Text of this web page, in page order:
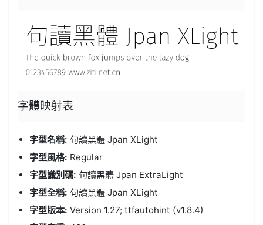
字體映射表
字型名稱: 句讀黑體 Jpan XLight
字型風格: Regular
字型識別碼: 句讀黑體 Jpan ExtraLight
字型全稱: 句讀黑體 Jpan XLight
字型版本: Version 1.27; ttfautohint (v1.8.4)